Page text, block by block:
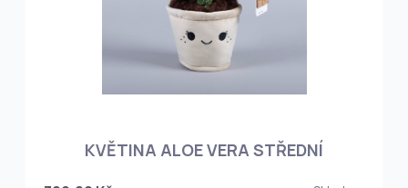
KVĚTINA ALOE VERA STŘEDNÍ